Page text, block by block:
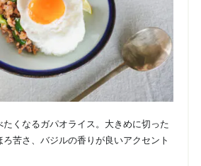
くなるガパオライス。大きめに切った
ろ苦さ、バジルの香りが良いアクセント